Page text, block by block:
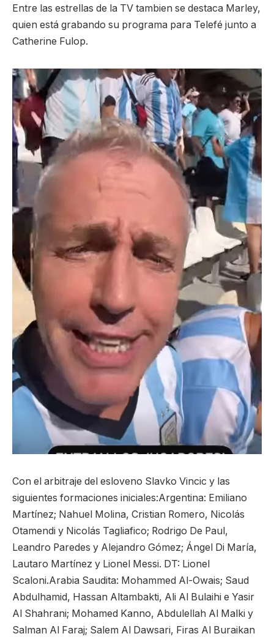
Entre las estrellas de la TV tambien se destaca Marley,
quien está grabando su programa para Telefé junto a
Catherine Fulop.
Con el arbitraje del esloveno Slavko Vincic y las
siguientes formaciones iniciales:Argentina: Emiliano
Martínez; Nahuel Molina, Cristian Romero, Nicolás
Otamendi y Nicolás Tagliafico; Rodrigo De Paul,
Leandro Paredes y Alejandro Gómez; Ángel Di María,
Lautaro Martínez y Lionel Messi. DT: Lionel
Scaloni.Arabia Saudita: Mohammed Al-Owais; Saud
Abdulhamid, Hassan Altambakti, Ali Al Bulaihi e Yasir
Al Shahrani; Mohamed Kanno, Abdulellah Al Malki y
Salman Al Faraj; Salem Al Dawsari, Firas Al Buraikan